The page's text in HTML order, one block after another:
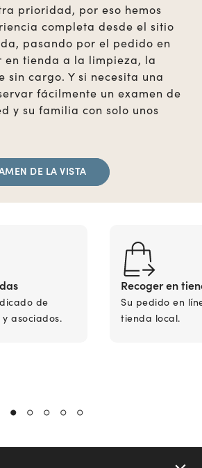
prioridad, por eso hemos
completa desde el sitio
pasando por el pedido en
tienda a la limpieza, la
sin cargo. Y si necesita una
fácilmente un examen de
y su familia con solo unos
DE LA VISTA
de
asociados.
Recoger en
Su pedido en
tienda local.